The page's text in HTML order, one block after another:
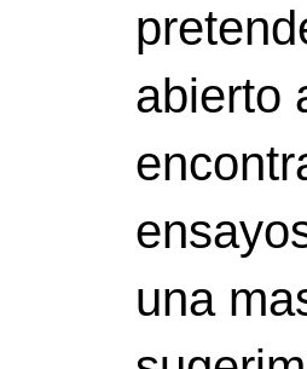
abierto
una